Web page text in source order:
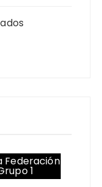
Federación
1